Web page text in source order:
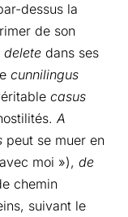
dessus la
de son
delete dans ses
cunnilingus
casus
A
peut se muer en
moi »), de
chemin
suivant le